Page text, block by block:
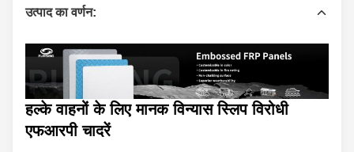
उत्पाद का वर्णन:
हल्के वाहनों के लिए मानक विन्यास स्लिप विरोधी
एफआरपी चादरें